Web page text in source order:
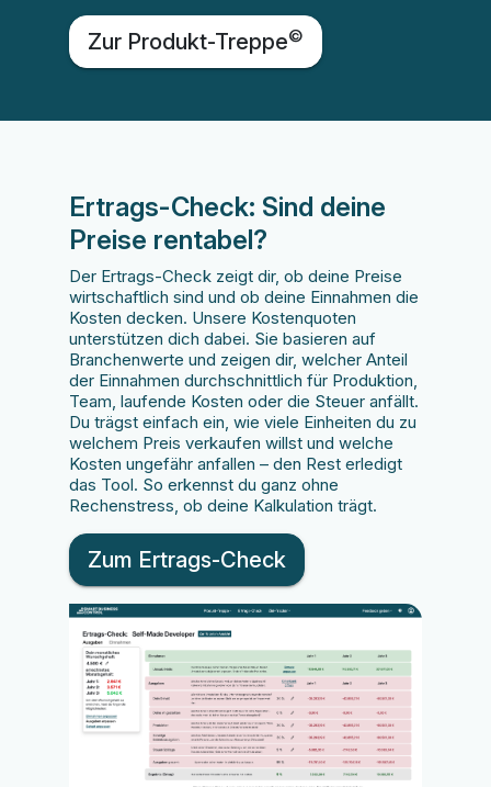
Zur Produkt-Treppe©
Ertrags-Check: Sind deine
Preise rentabel?
Der Ertrags-Check zeigt dir, ob deine Preise
wirtschaftlich sind und ob deine Einnahmen die
Kosten decken. Unsere Kostenquoten
unterstützen dich dabei. Sie basieren auf
Branchenwerte und zeigen dir, welcher Anteil
der Einnahmen durchschnittlich für Produktion,
Team, laufende Kosten oder die Steuer anfällt.
Du trägst einfach ein, wie viele Einheiten du zu
welchem Preis verkaufen willst und welche
Kosten ungefähr anfallen – den Rest erledigt
das Tool. So erkennst du ganz ohne
Rechenstress, ob deine Kalkulation trägt.
Zum Ertrags-Check